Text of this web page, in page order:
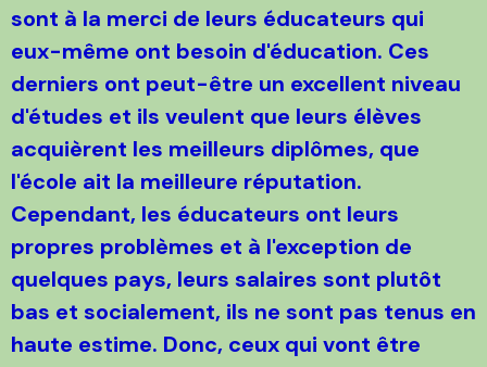
sont à la merci de leurs éducateurs qui
eux-même ont besoin d'éducation. Ces
derniers ont peut-être un excellent niveau
d'études et ils veulent que leurs élèves
acquièrent les meilleurs diplômes, que
l'école ait la meilleure réputation.
Cependant, les éducateurs ont leurs
propres problèmes et à l'exception de
quelques pays, leurs salaires sont plutôt
bas et socialement, ils ne sont pas tenus en
haute estime. Donc, ceux qui vont être